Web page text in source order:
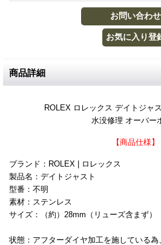
商品詳細
ROLEX ロレックス デイトジャ
水没修理 オーバー
【商品仕様】
ブランド：ROLEX | ロレックス
製品名：デイトジャスト
型番：不明
素材：ステンレス
サイズ：（約）28mm（リューズ含まず）
状態：アフターダイヤ加工を施している